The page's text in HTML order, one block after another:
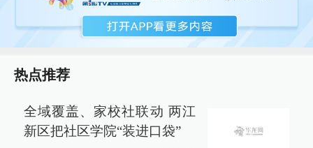
热点推荐
全域覆盖、家校社联动 两江
新区把社区学院“装进口袋”